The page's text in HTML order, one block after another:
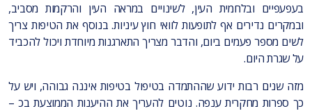
בעפעפיים ובלחמית העין, לשינויים במראה העין והרקמות מסביב,
ובמקרים נדירים אף לתופעות לוואי חוץ עיניות. בנוסף את הטיפות צריך
לשים מספר פעמים ביום, והדבר מצריך התארגנות מיוחדת ויכול להכביד
על שגרת היום.
מזה שנים רבות ידוע שההתמדה בטיפול בטיפות איננה גבוהה, ויש על
כך ספרות מחקרית ענפה. נוטים להעריך את ההיענות הממוצעת בכ –